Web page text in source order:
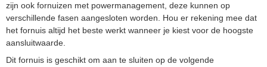
zijn ook fornuizen met powermanagement, deze kunnen op
verschillende fasen aangesloten worden. Hou er rekening mee dat
het fornuis altijd het beste werkt wanneer je kiest voor de hoogste
aansluitwaarde.
Dit fornuis is geschikt om aan te sluiten op de volgende